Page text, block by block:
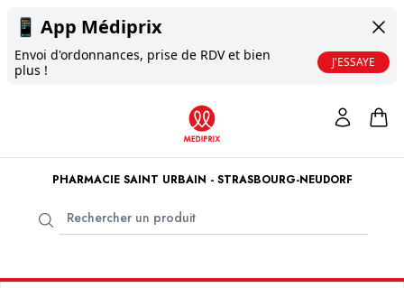
📱 App Médiprix
Envoi d'ordonnances, prise de RDV et bien
plus !
J'ESSAYE
PHARMACIE SAINT URBAIN - STRASBOURG-NEUDORF